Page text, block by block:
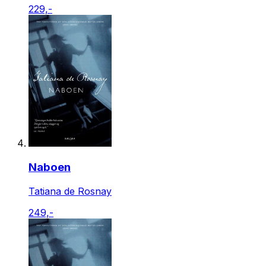
229,-
Naboen
Tatiana de Rosnay
249,-